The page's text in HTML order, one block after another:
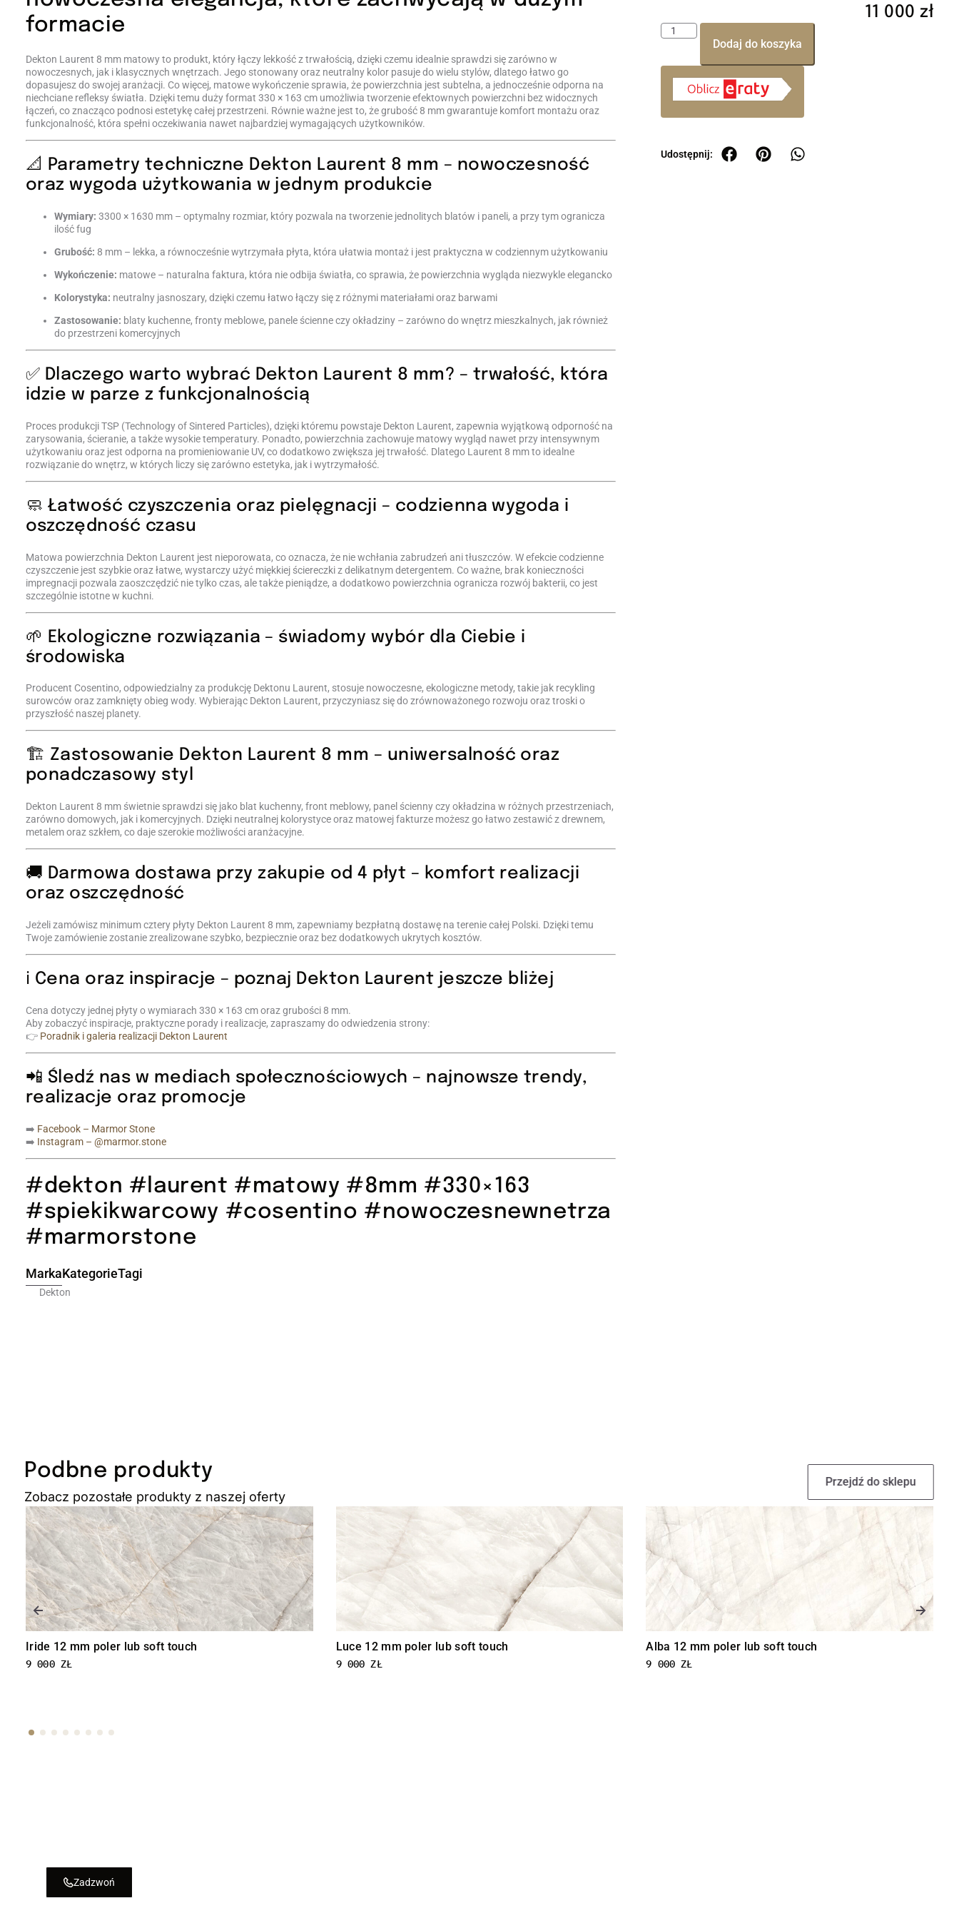
formacie
Dekton Laurent 8 mm matowy to produkt, który łączy lekkość z trwałością, dzięki czemu idealnie sprawdzi się zarówno w
nowoczesnych, jak i klasycznych wnętrzach. Jego stonowany oraz neutralny kolor pasuje do wielu stylów, dlatego łatwo go
dopasujesz do swojej aranżacji. Co więcej, matowe wykończenie sprawia, że powierzchnia jest subtelna, a jednocześnie odporna na
niechciane refleksy światła. Dzięki temu duży format 330 × 163 cm umożliwia tworzenie efektownych powierzchni bez widocznych
łączeń, co znacząco podnosi estetykę całej przestrzeni. Równie ważne jest to, że grubość 8 mm gwarantuje komfort montażu oraz
funkcjonalność, która spełni oczekiwania nawet najbardziej wymagających użytkowników.
📐 Parametry techniczne Dekton Laurent 8 mm – nowoczesność
oraz wygoda użytkowania w jednym produkcie
Wymiary: 3300 × 1630 mm – optymalny rozmiar, który pozwala na tworzenie jednolitych blatów i paneli, a przy tym ogranicza
ilość fug
Grubość: 8 mm – lekka, a równocześnie wytrzymała płyta, która ułatwia montaż i jest praktyczna w codziennym użytkowaniu
Wykończenie: matowe – naturalna faktura, która nie odbija światła, co sprawia, że powierzchnia wygląda niezwykle elegancko
Kolorystyka: neutralny jasnoszary, dzięki czemu łatwo łączy się z różnymi materiałami oraz barwami
Zastosowanie: blaty kuchenne, fronty meblowe, panele ścienne czy okładziny – zarówno do wnętrz mieszkalnych, jak również
do przestrzeni komercyjnych
✅ Dlaczego warto wybrać Dekton Laurent 8 mm? – trwałość, która
idzie w parze z funkcjonalnością
Proces produkcji TSP (Technology of Sintered Particles), dzięki któremu powstaje Dekton Laurent, zapewnia wyjątkową odporność na
zarysowania, ścieranie, a także wysokie temperatury. Ponadto, powierzchnia zachowuje matowy wygląd nawet przy intensywnym
użytkowaniu oraz jest odporna na promieniowanie UV, co dodatkowo zwiększa jej trwałość. Dlatego Laurent 8 mm to idealne
rozwiązanie do wnętrz, w których liczy się zarówno estetyka, jak i wytrzymałość.
🧼 Łatwość czyszczenia oraz pielęgnacji – codzienna wygoda i
oszczędność czasu
Matowa powierzchnia Dekton Laurent jest nieporowata, co oznacza, że nie wchłania zabrudzeń ani tłuszczów. W efekcie codzienne
czyszczenie jest szybkie oraz łatwe, wystarczy użyć miękkiej ściereczki z delikatnym detergentem. Co ważne, brak konieczności
impregnacji pozwala zaoszczędzić nie tylko czas, ale także pieniądze, a dodatkowo powierzchnia ogranicza rozwój bakterii, co jest
szczególnie istotne w kuchni.
🌱 Ekologiczne rozwiązania – świadomy wybór dla Ciebie i
środowiska
Producent Cosentino, odpowiedzialny za produkcję Dektonu Laurent, stosuje nowoczesne, ekologiczne metody, takie jak recykling
surowców oraz zamknięty obieg wody. Wybierając Dekton Laurent, przyczyniasz się do zrównoważonego rozwoju oraz troski o
przyszłość naszej planety.
🏗️ Zastosowanie Dekton Laurent 8 mm – uniwersalność oraz
ponadczasowy styl
Dekton Laurent 8 mm świetnie sprawdzi się jako blat kuchenny, front meblowy, panel ścienny czy okładzina w różnych przestrzeniach,
zarówno domowych, jak i komercyjnych. Dzięki neutralnej kolorystyce oraz matowej fakturze możesz go łatwo zestawić z drewnem,
metalem oraz szkłem, co daje szerokie możliwości aranżacyjne.
🚚 Darmowa dostawa przy zakupie od 4 płyt – komfort realizacji
oraz oszczędność
Jeżeli zamówisz minimum cztery płyty Dekton Laurent 8 mm, zapewniamy bezpłatną dostawę na terenie całej Polski. Dzięki temu
Twoje zamówienie zostanie zrealizowane szybko, bezpiecznie oraz bez dodatkowych ukrytych kosztów.
ℹ️ Cena oraz inspiracje – poznaj Dekton Laurent jeszcze bliżej
Cena dotyczy jednej płyty o wymiarach 330 × 163 cm oraz grubości 8 mm.
Aby zobaczyć inspiracje, praktyczne porady i realizacje, zapraszamy do odwiedzenia strony:
👉 Poradnik i galeria realizacji Dekton Laurent
📲 Śledź nas w mediach społecznościowych – najnowsze trendy,
realizacje oraz promocje
➡️ Facebook – Marmor Stone
➡️ Instagram – @marmor.stone
#dekton #laurent #matowy #8mm #330×163
#spiekikwarcowy #cosentino #nowoczesnewnetrza
#marmorstone
MarkaKategorieTagi
Dekton
11 000zł
Dodaj do koszyka
Podbne produkty
Zobacz pozostałe produkty z naszej oferty
Przejdź do sklepu
Luce 12 mm poler lub soft touch
9 000 ZŁ
Alba 12 mm poler lub soft touch
9 000ZŁ
Concrete Graphite 12 mm natural
9 000ZŁ
Zadzwoń